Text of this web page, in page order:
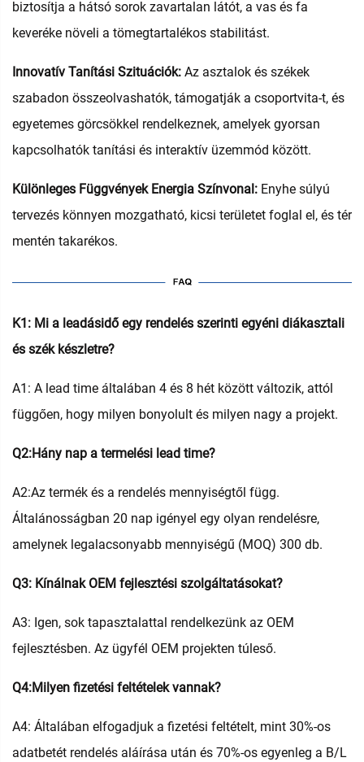
biztosítja a hátsó sorok zavartalan látót, a vas és fa
keveréke növeli a tömegtartalékos stabilitást.
Innovatív Tanítási Szituációk: Az asztalok és székek
szabadon összeolvashatók, támogatják a csoportvita-t, és
egyetemes görcsökkel rendelkeznek, amelyek gyorsan
kapcsolhatók tanítási és interaktív üzemmód között.
Különleges Függvények Energia Színvonal: Enyhe súlyú
tervezés könnyen mozgatható, kicsi területet foglal el, és tér
mentén takarékos.
K1: Mi a leadásidő egy rendelés szerinti egyéni diákasztali
és szék készletre?
A1: A lead time általában 4 és 8 hét között változik, attól
függően, hogy milyen bonyolult és milyen nagy a projekt.
Q2:Hány nap a termelési lead time?
A2:Az termék és a rendelés mennyiségtől függ.
Általánosságban 20 nap igényel egy olyan rendelésre,
amelynek legalacsonyabb mennyiségű (MOQ) 300 db.
Q3: Kínálnak OEM fejlesztési szolgáltatásokat?
A3: Igen, sok tapasztalattal rendelkezünk az OEM
fejlesztésben. Az ügyfél OEM projekten túleső.
Q4:Milyen fizetési feltételek vannak?
A4: Általában elfogadjuk a fizetési feltételt, mint 30%-os
adatbetét rendelés aláírása után és 70%-os egyenleg a B/L